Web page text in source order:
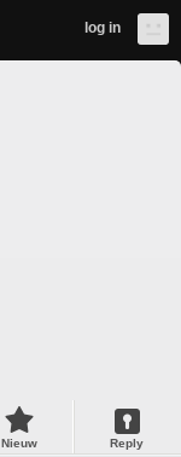
log in
Nieuw Reply